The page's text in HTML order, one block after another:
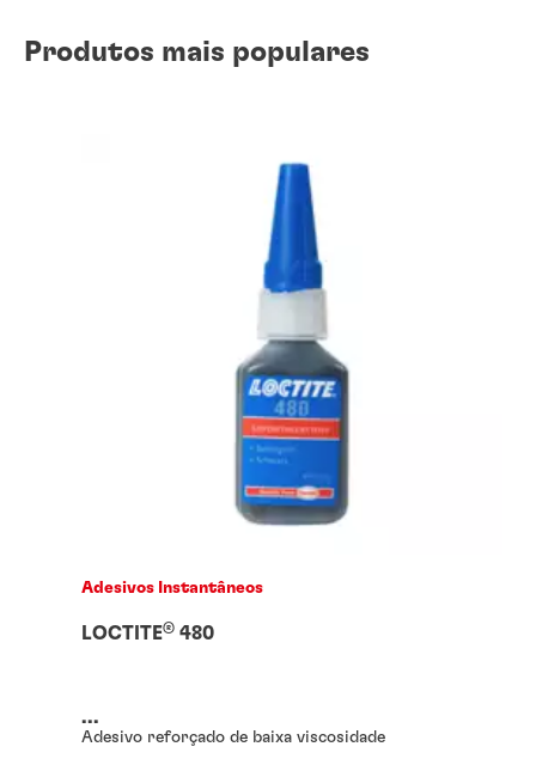
Produtos mais populares
Adesivos Instantâneos
LOCTITE® 480
...
Adesivo reforçado de baixa viscosidade